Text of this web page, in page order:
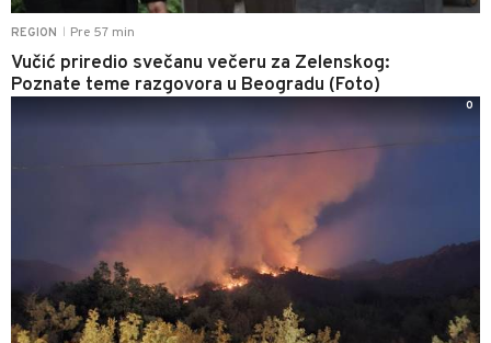
REGION Pre 57 min
Vučić priredio svečanu večeru za Zelenskog:
Poznate teme razgovora u Beogradu (Foto)
0